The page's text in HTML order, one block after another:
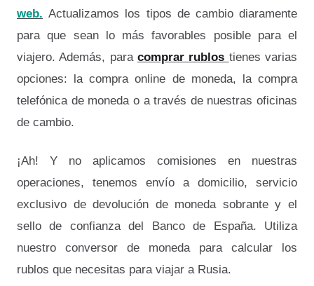
web. Actualizamos los tipos de cambio diaramente
para que sean lo más favorables posible para el
viajero. Además, para comprar rublos tienes varias
opciones: la compra online de moneda, la compra
telefónica de moneda o a través de nuestras oficinas
de cambio.
¡Ah! Y no aplicamos comisiones en nuestras
operaciones, tenemos envío a domicilio, servicio
exclusivo de devolución de moneda sobrante y el
sello de confianza del Banco de España. Utiliza
nuestro conversor de moneda para calcular los
rublos que necesitas para viajar a Rusia.